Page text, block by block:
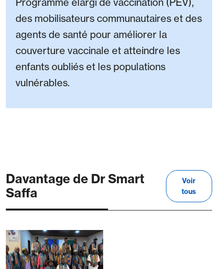
des mobilisateurs communautaires et des
agents de santé pour améliorer la
couverture vaccinale et atteindre les
enfants oubliés et les populations
vulnérables.
Davantage de Dr Smart
Saffa
Voir
tous